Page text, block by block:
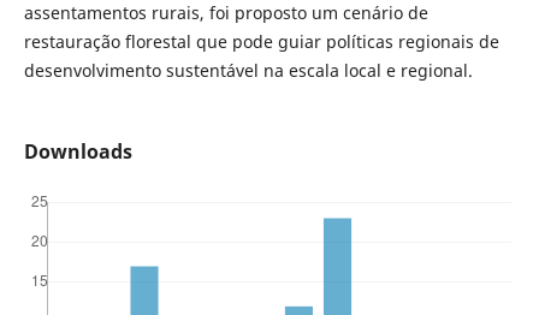
assentamentos rurais, foi proposto um cenário de
restauração florestal que pode guiar políticas regionais de
desenvolvimento sustentável na escala local e regional.
Downloads